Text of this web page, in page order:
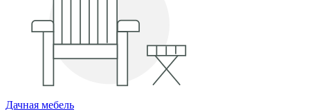
Дачная мебель